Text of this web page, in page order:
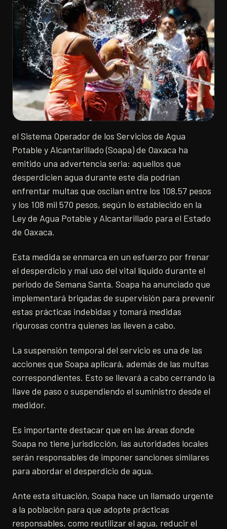
el Sistema Operador de los Servicios de Agua
Potable y Alcantarillado (Soapa) de Oaxaca ha
emitido una advertencia seria: aquellos que
desperdicien agua durante este día podrían
enfrentar multas que oscilan entre los 108.57 pesos
y los 108 mil 570 pesos, según lo establecido en la
Ley de Agua Potable y Alcantarillado para el Estado
de Oaxaca.
Esta medida se enmarca en un esfuerzo por frenar
el desperdicio y mal uso del vital líquido durante el
periodo de Semana Santa. Soapa ha anunciado que
implementará brigadas de supervisión para prevenir
estas prácticas indebidas y tomará medidas
rigurosas contra quienes las lleven a cabo.
La suspensión temporal del servicio es una de las
acciones que Soapa aplicará, además de las multas
correspondientes. Esto se llevará a cabo cerrando la
llave de paso o suspendiendo el suministro desde el
medidor.
Es importante destacar que en las áreas donde
Soapa no tiene jurisdicción, las autoridades locales
serán responsables de imponer sanciones similares
para abordar el desperdicio de agua.
Ante esta situación, Soapa hace un llamado urgente
a la población para que adopte prácticas
responsables, como reutilizar el agua, reducir el